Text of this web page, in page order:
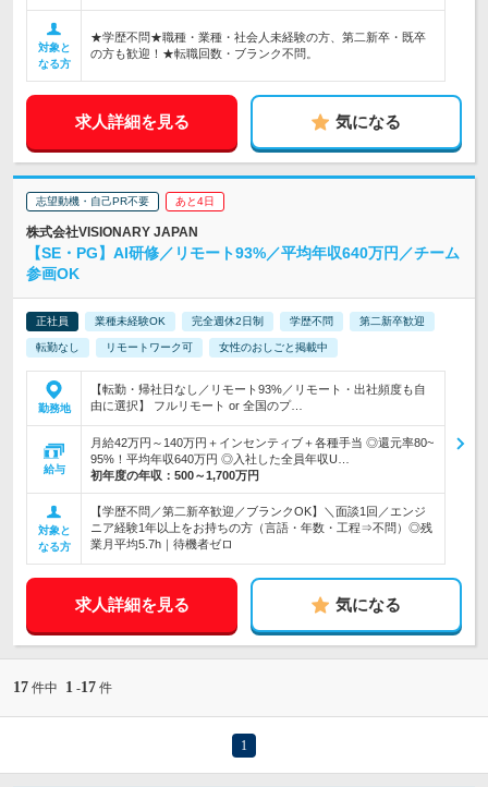
対象と
なる方
★学歴不問★職種・業種・社会人未経験の方、第二新卒・既卒
の方も歓迎！★転職回数・ブランク不問。
求人詳細を見る 気になる
志望動機・自己PR不要 あと4日
株式会社VISIONARY JAPAN
【SE・PG】AI研修／リモート93%／平均年収640万円／チーム
参画OK
正社員 業種未経験OK 完全週休2日制 学歴不問 第二新卒歓迎
転勤なし リモートワーク可 女性のおしごと掲載中
勤務地
【転勤・帰社日なし／リモート93%／リモート・出社頻度も自
由に選択】 フルリモート or 全国のプ…
給与
月給42万円～140万円＋インセンティブ＋各種手当 ◎還元率80~
95%！平均年収640万円 ◎入社した全員年収U…
初年度の年収： 500～1,700万円
対象と
なる方
【学歴不問／第二新卒歓迎／ブランクOK】＼面談1回／エンジ
ニア経験1年以上をお持ちの方（言語・年数・工程⇒不問）◎残
業月平均5.7h｜待機者ゼロ
求人詳細を見る 気になる
17 件中 1 -17 件
1